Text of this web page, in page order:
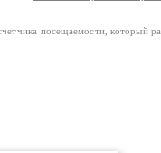
посещаемости, который